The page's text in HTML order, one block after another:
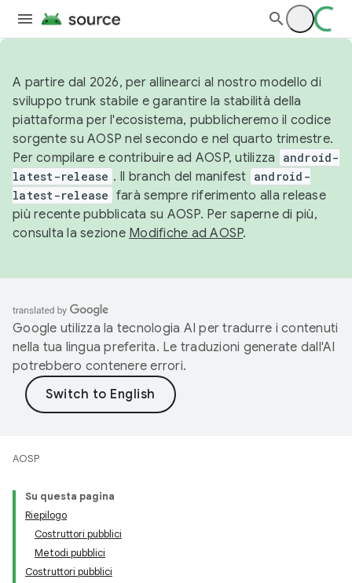
A partire dal 2026, per allinearci al nostro modello di
sviluppo trunk stabile e garantire la stabilità della
piattaforma per l'ecosistema, pubblicheremo il codice
sorgente su AOSP nel secondo e nel quarto trimestre.
Per compilare e contribuire ad AOSP, utilizza
android-
latest-release . Il branch del manifest android-
latest-release farà sempre riferimento alla release
più recente pubblicata su AOSP. Per saperne di più,
consulta la sezione Modifiche ad AOSP.
Google utilizza la tecnologia AI per tradurre i contenuti
nella tua lingua preferita. Le traduzioni generate dall'AI
potrebbero contenere errori.
AOSP
Su questa pagina
Riepilogo
Costruttori pubblici
Metodi pubblici
Costruttori pubblici